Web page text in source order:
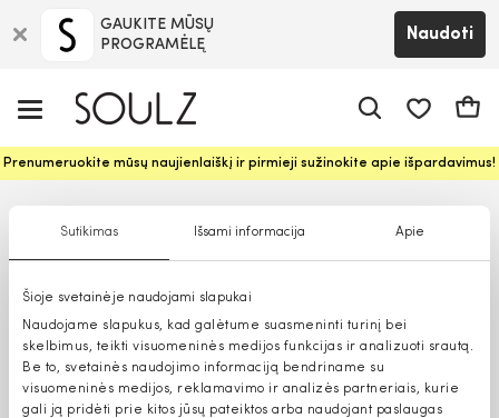
Sutikimas Išsami informacija Apie
Šioje svetainėje naudojami slapukai
Naudojame slapukus, kad galėtume suasmeninti turinį bei
skelbimus, teikti visuomeninės medijos funkcijas ir analizuoti srautą.
Be to, svetainės naudojimo informaciją bendriname su
visuomeninės medijos, reklamavimo ir analizės partneriais, kurie
gali ją pridėti prie kitos jūsų pateiktos arba naudojant paslaugas
GAUKITE MŪSŲ
PROGRAMĖLĘ
Naudoti
Prenumeruokite mūsų naujienlaiškį ir pirmieji sužinokite apie išpardavimus!